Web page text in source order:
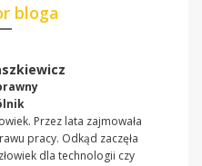
bloga
Przez lata zajmowała
pracy. Odkąd zaczęła
dla technologii czy